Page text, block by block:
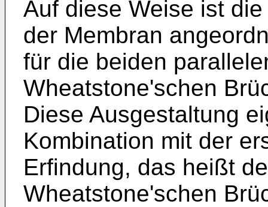
Auf diese Weise ist
der Membran
für die beiden
Wheatstone'schen
Diese Ausgestaltung
Kombination mit der
Erfindung, das heißt
Wheatstone'schen